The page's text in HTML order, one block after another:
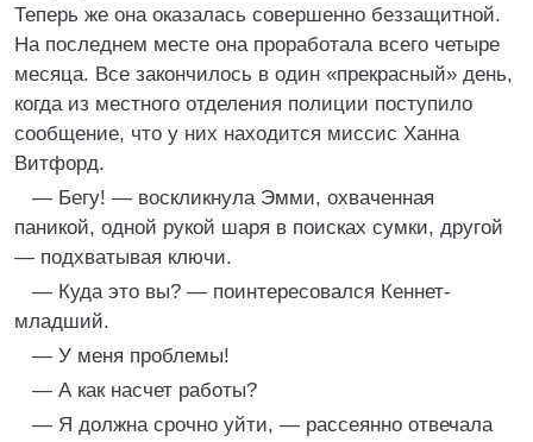
Теперь же она оказалась совершенно беззащитной.
На последнем месте она проработала всего четыре
месяца. Все закончилось в один «прекрасный» день,
когда из местного отделения полиции поступило
сообщение, что у них находится миссис Ханна
Витфорд.
— Бегу! — воскликнула Эмми, охваченная
паникой, одной рукой шаря в поисках сумки, другой
— подхватывая ключи.
— Куда это вы? — поинтересовался Кеннет-
младший.
— У меня проблемы!
— А как насчет работы?
— Я должна срочно уйти, — рассеянно отвечала